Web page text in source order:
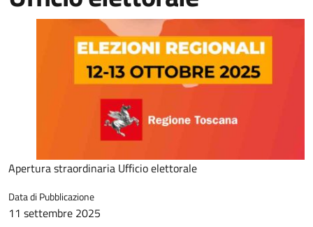
Apertura straordinaria Ufficio elettorale
Data di Pubblicazione
11 settembre 2025